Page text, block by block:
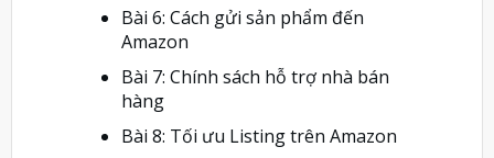
Bài 6: Cách gửi sản phẩm đến
Amazon
Bài 7: Chính sách hỗ trợ nhà bán
hàng
Bài 8: Tối ưu Listing trên Amazon